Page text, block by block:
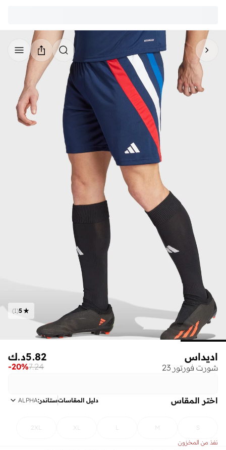
5
(
1
)
اديداس
شورت فورتور 23
د.ك5.82
7.24
-20%
اختر المقاس دليل المقاساتستاندر:
ALPHA
S
M
L
XL
2XL
نفذ من المخزون